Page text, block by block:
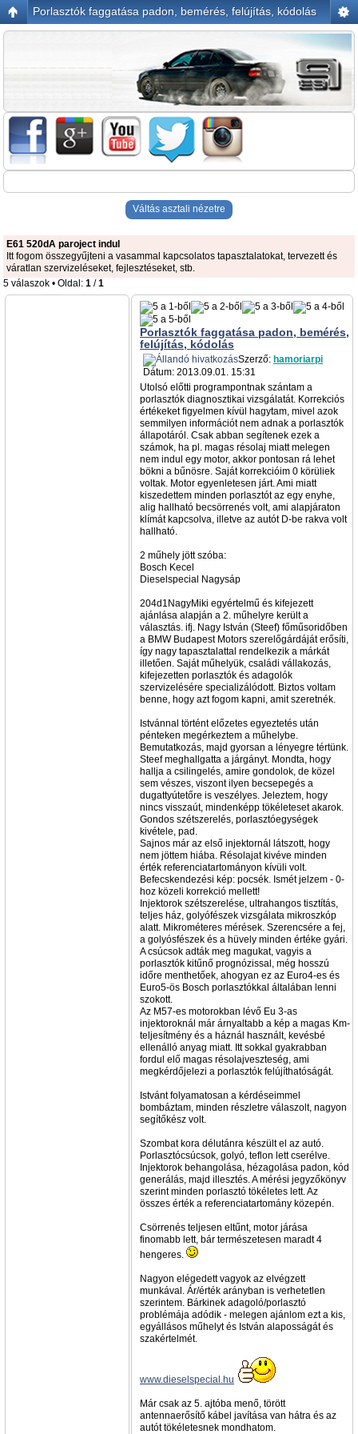
Porlasztók faggatása padon, bemérés, felújítás, kódolás
Váltás asztali nézetre
E61 520dA paroject indul
Itt fogom összegyűjteni a vasammal kapcsolatos tapasztalatokat, tervezett és
váratlan szervizeléseket, fejlesztéseket, stb.
5 válaszok • Oldal: 1 /1
Porlasztók faggatása padon, bemérés,
felújítás, kódolás
Szerző: hamoriarpi
Dátum: 2013.09.01. 15:31
Utolsó előtti programpontnak szántam a
porlasztók diagnosztikai vizsgálatát. Korrekciós
értékeket figyelmen kívül hagytam, mivel azok
semmilyen információt nem adnak a porlasztók
állapotáról. Csak abban segítenek ezek a
számok, ha pl. magas résolaj miatt melegen
nem indul egy motor, akkor pontosan rá lehet
bökni a bűnösre. Saját korrekcióim 0 körüliek
voltak. Motor egyenletesen járt. Ami miatt
kiszedettem minden porlasztót az egy enyhe,
alig hallható becsörrenés volt, ami alapjáraton
klímát kapcsolva, illetve az autót D-be rakva volt
hallható.
2 műhely jött szóba:
Bosch Kecel
Dieselspecial Nagysáp
204d1NagyMiki egyértelmű és kifejezett
ajánlása alapján a 2. műhelyre került a
választás. ifj. Nagy István (Steef) főműsoridőben
a BMW Budapest Motors szerelőgárdáját erősíti,
így nagy tapasztalattal rendelkezik a márkát
illetően. Saját műhelyük, családi vállakozás,
kifejezetten porlasztók és adagolók
szervizelésére specializálódott. Biztos voltam
benne, hogy azt fogom kapni, amit szeretnék.
Istvánnal történt előzetes egyeztetés után
pénteken megérkeztem a műhelybe.
Bemutatkozás, majd gyorsan a lényegre tértünk.
Steef meghallgatta a járgányt. Mondta, hogy
hallja a csilingelés, amire gondolok, de közel
sem vészes, viszont ilyen becsepegés a
dugattyútetőre is veszélyes. Jeleztem, hogy
nincs visszaút, mindenképp tökéleteset akarok.
Gondos szétszerelés, porlasztóegységek
kivétele, pad.
Sajnos már az első injektornál látszott, hogy
nem jöttem hiába. Résolajat kivéve minden
érték referenciatartományon kívüli volt.
Befecskendezési kép: pocsék. Ismét jelzem - 0-
hoz közeli korrekció mellett!
Injektorok szétszerelése, ultrahangos tisztítás,
teljes ház, golyófészek vizsgálata mikroszkóp
alatt. Mikrométeres mérések. Szerencsére a fej,
a golyósfészek és a hüvely minden értéke gyári.
A csúcsok adták meg magukat, vagyis a
porlasztók kitűnő prognózissal, még hosszú
időre menthetőek, ahogyan ez az Euro4-es és
Euro5-ös Bosch porlasztókkal általában lenni
szokott.
Az M57-es motorokban lévő Eu 3-as
injektoroknál már árnyaltabb a kép a magas Km-
teljesítmény és a háznál használt, kevésbé
ellenálló anyag miatt. Itt sokkal gyakrabban
fordul elő magas résolajveszteség, ami
megkérdőjelezi a porlasztók felújíthatóságát.
Istvánt folyamatosan a kérdéseimmel
bombáztam, minden részletre válaszolt, nagyon
segítőkész volt.
Szombat kora délutánra készült el az autó.
Porlasztócsúcsok, golyó, teflon lett cserélve.
Injektorok behangolása, hézagolása padon, kód
generálás, majd illesztés. A mérési jegyzőkönyv
szerint minden porlasztó tökéletes lett. Az
összes érték a referenciatartomány közepén.
Csörrenés teljesen eltűnt, motor járása
finomabb lett, bár természetesen maradt 4
hengeres.
Nagyon elégedett vagyok az elvégzett
munkával. Ár/érték arányban is verhetetlen
szerintem. Bárkinek adagoló/porlasztó
problémája adódik - melegen ajánlom ezt a kis,
egyállásos műhelyt és István alaposságát és
szakértelmét.
www.dieselspecial.hu
Már csak az 5. ajtóba menő, törött
antennaerősítő kábel javítása van hátra és az
autót tökéletesnek mondhatom.